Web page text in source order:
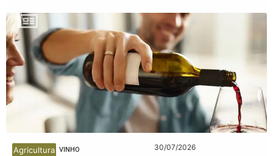
Agricultura VINHO 30/07/2026